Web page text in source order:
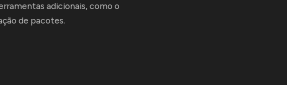
adicionais, como o
de pacotes.